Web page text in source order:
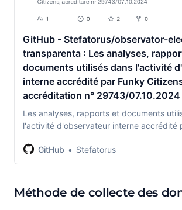
GitHub - Stefatorus/observator-
transparenta : Les analyses,
documents utilisés dans l'activité
interne accrédité par Funky
accréditation n° 29743/07.10.2024
Les analyses, rapports et documents
l'activité d'observateur interne accrédité
Stefatorus/observateur-électoral-
GitHub Stefatorus
Méthode de collecte des